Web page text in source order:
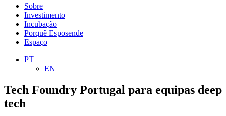
Sobre
Investimento
Incubação
Porquê Esposende
Espaço
PT
EN
Tech Foundry Portugal para equipas deep
tech